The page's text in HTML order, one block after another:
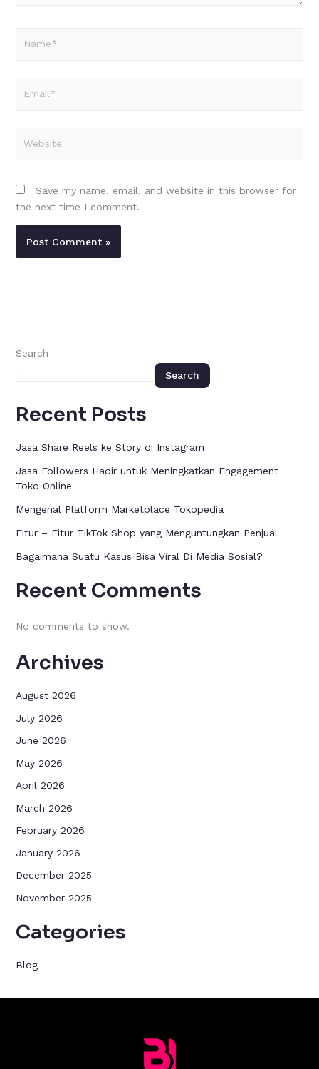
Save my name, email, and website in this browser for
the next time I comment.
Search
Search
Recent Posts
Jasa Share Reels ke Story di Instagram
Jasa Followers Hadir untuk Meningkatkan Engagement
Toko Online
Mengenal Platform Marketplace Tokopedia
Fitur – Fitur TikTok Shop yang Menguntungkan Penjual
Bagaimana Suatu Kasus Bisa Viral Di Media Sosial?
Recent Comments
No comments to show.
Archives
August 2026
July 2026
June 2026
May 2026
April 2026
March 2026
February 2026
January 2026
December 2025
November 2025
Categories
Blog